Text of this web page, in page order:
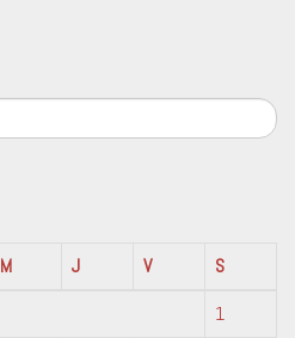
M J V
S
1